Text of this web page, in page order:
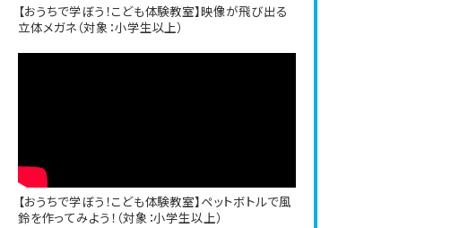
【おうちで学ぼう！こども体験教室】映像が飛び出る
立体メガネ（対象：小学生以上）
【おうちで学ぼう！こども体験教室】ペットボトルで風
鈴を作ってみよう！（対象：小学生以上）